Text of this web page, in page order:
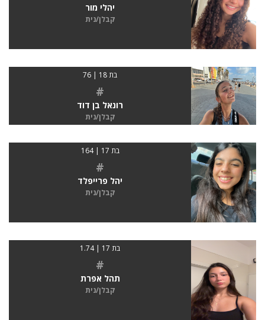
יהלי מור
קבלן/נית
בת 18 | 76
#
רונאל בן דוד
קבלן/נית
בת 17 | 164
#
יהל פרייפלד
קבלן/נית
בת 17 | 1.74
#
תהל אפרת
קבלן/נית